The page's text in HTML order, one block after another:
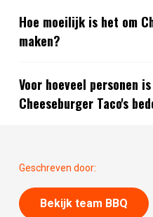
Hoe moeilijk is het om
maken?
Voor hoeveel personen
Cheeseburger Taco's
Geschreven door:
Bekijk team BBQ